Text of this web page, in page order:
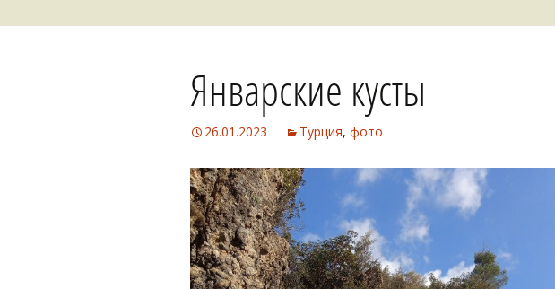
Январские кусты
26.01.2023 Турция, фото